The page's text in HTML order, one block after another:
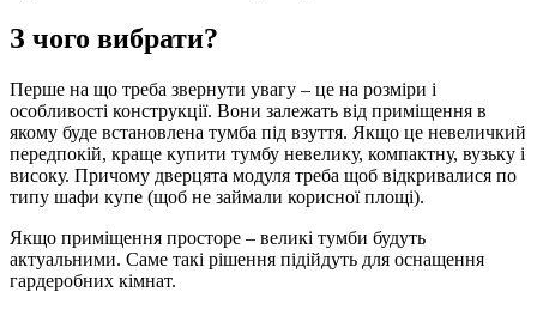
З чого вибрати?
Перше на що треба звернути увагу – це на розміри і
особливості конструкції. Вони залежать від приміщення в
якому буде встановлена тумба під взуття. Якщо це невеличкий
передпокій, краще купити тумбу невелику, компактну, вузьку і
високу. Причому дверцята модуля треба щоб відкривалися по
типу шафи купе (щоб не займали корисної площі).
Якщо приміщення просторе – великі тумби будуть
актуальними. Саме такі рішення підійдуть для оснащення
гардеробних кімнат.